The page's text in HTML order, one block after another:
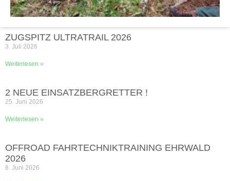
ZUGSPITZ ULTRATRAIL 2026
3. Juli 2026
Weiterlesen »
2 NEUE EINSATZBERGRETTER !
25. Juni 2026
Weiterlesen »
OFFROAD FAHRTECHNIKTRAINING EHRWALD
2026
8. Juni 2026